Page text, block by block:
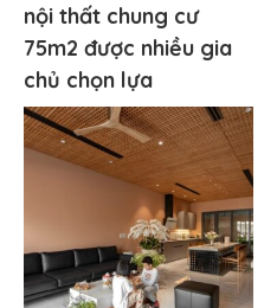
nội thất chung cư
75m2 được nhiều gia
chủ chọn lựa